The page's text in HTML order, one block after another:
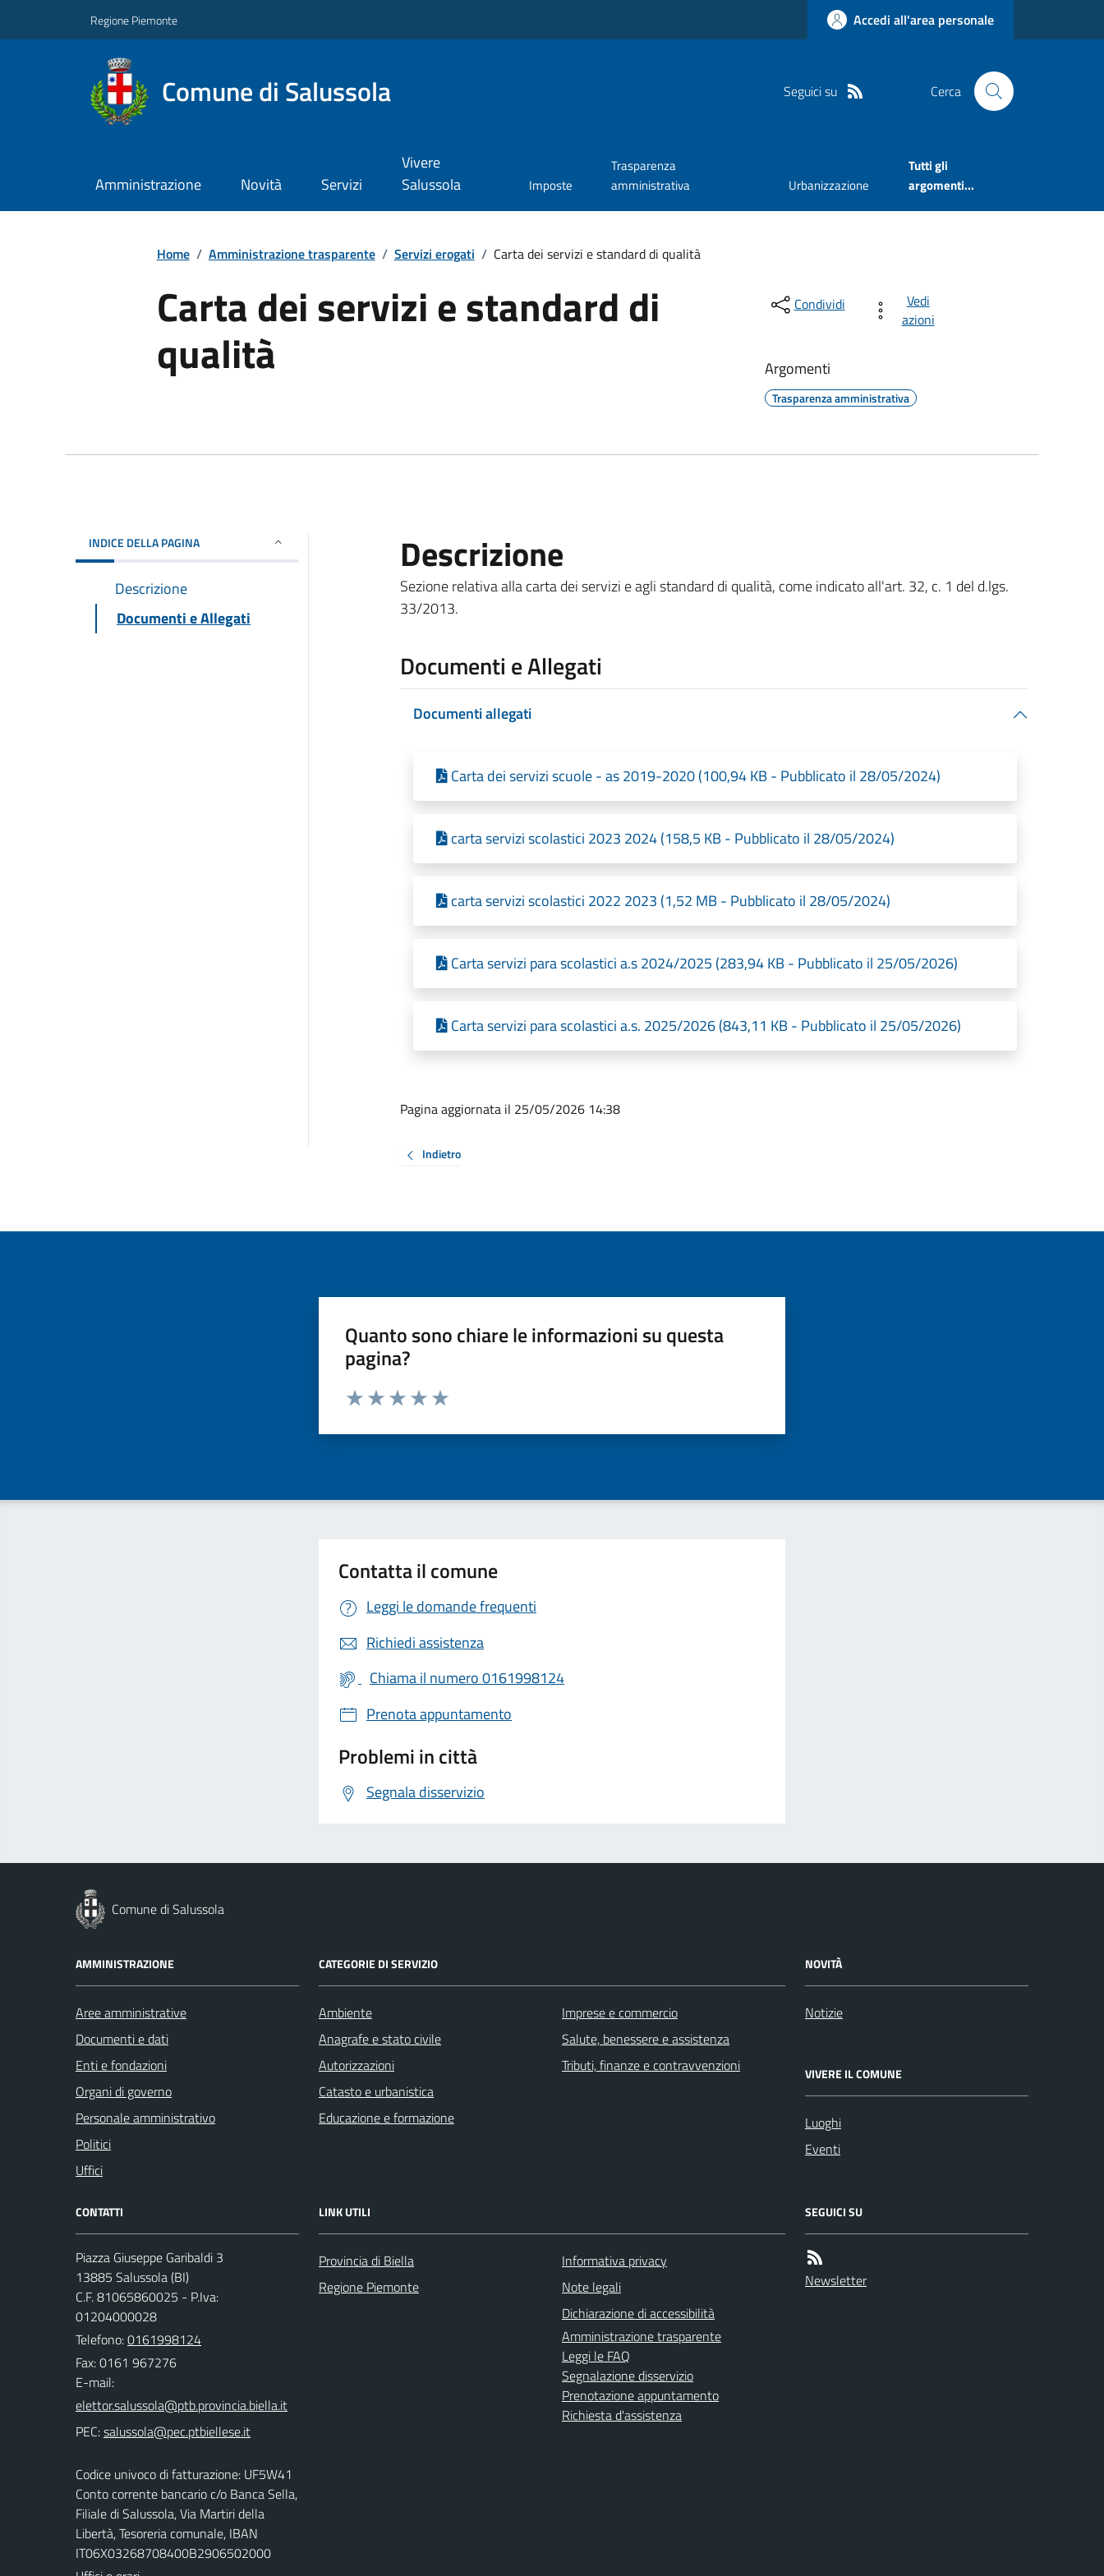
Regione Piemonte Accedi all'area personale
Comune di Salussola Seguici su Cerca
Amministrazione Novità Servizi
Vivere
Salussola
Imposte
Trasparenza
amministrativa
Urbanizzazione
Tutti gli
argomenti...
Home / Amministrazione trasparente / Servizi erogati / Carta dei servizi e standard di qualità
Carta dei servizi e standard di
qualità
Condividi
Vedi
azioni
Argomenti
Trasparenza amministrativa
INDICE DELLA PAGINA
Descrizione
Documenti e Allegati
Descrizione
Sezione relativa alla carta dei servizi e agli standard di qualità, come indicato all'art. 32, c. 1 del d.lgs.
33/2013.
Documenti e Allegati
Documenti allegati
Carta dei servizi scuole - as 2019-2020 (100,94 KB - Pubblicato il 28/05/2024)
carta servizi scolastici 2023 2024 (158,5 KB - Pubblicato il 28/05/2024)
carta servizi scolastici 2022 2023 (1,52 MB - Pubblicato il 28/05/2024)
Carta servizi para scolastici a.s 2024/2025 (283,94 KB - Pubblicato il 25/05/2026)
Carta servizi para scolastici a.s. 2025/2026 (843,11 KB - Pubblicato il 25/05/2026)
Pagina aggiornata il 25/05/2026 14:38
Indietro
Quanto sono chiare le informazioni su questa
pagina?
Valuta da 1 a 5 stelle la pagina
Contatta il comune
Leggi le domande frequenti
Richiedi assistenza
Chiama il numero 0161998124
Prenota appuntamento
Problemi in città
Segnala disservizio
Comune di Salussola
AMMINISTRAZIONE
Aree amministrative
Documenti e dati
Enti e fondazioni
Organi di governo
Personale amministrativo
Politici
Uffici
CATEGORIE DI SERVIZIO
Ambiente
Anagrafe e stato civile
Autorizzazioni
Catasto e urbanistica
Educazione e formazione
Imprese e commercio
Salute, benessere e assistenza
Tributi, finanze e contravvenzioni
NOVITÀ
Notizie
VIVERE IL COMUNE
Luoghi
Eventi
CONTATTI
Piazza Giuseppe Garibaldi 3
13885 Salussola (BI)
C.F. 81065860025 - P.Iva:
01204000028
Telefono:0161998124
Fax: 0161 967276
E-mail:
PEC:
Codice univoco di fatturazione: UF5W41
Conto corrente bancario c/o Banca Sella,
Filiale di Salussola, Via Martiri della
Libertà, Tesoreria comunale, IBAN
IT06X03268708400B2906502000
LINK UTILI
Provincia di Biella
Regione Piemonte
Informativa privacy
Note legali
Dichiarazione di accessibilità
Amministrazione trasparente
Leggi le FAQ
Segnalazione disservizio
Prenotazione appuntamento
Richiesta d'assistenza
SEGUICI SU
Newsletter